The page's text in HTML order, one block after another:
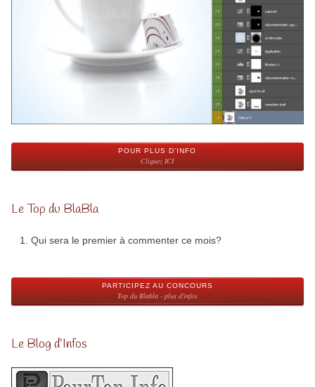
POUR PLUS D'INFO
Cliquez ICI
Le Top du BlaBla
Qui sera le premier à commenter ce mois?
PARTICIPEZ AU CONCOURS
Top du Blabla - plus d'infos
Le Blog d’Infos